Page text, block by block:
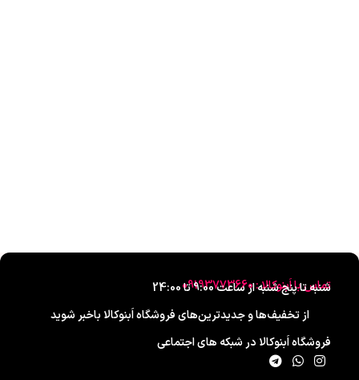
تماس با اَبنوکالا : 09193773660
شنبه تا پنج شنبه از ساعت 9:00 تا 24:00
از تخفیف‌ها و جدیدترین‌های فروشگاه اَبنوکالا باخبر شوید
فروشگاه اَبنوکالا در شبکه های اجتماعی